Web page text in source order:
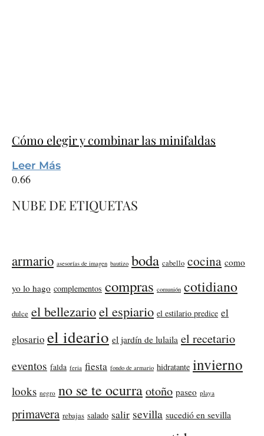
Cómo elegir y combinar las minifaldas
Leer Más
NUBE DE ETIQUETAS
armario asesorías de imagen bautizo boda cabello cocina como
yo lo hago complementos compras comunión cotidiano
dulce el bellezarioel espiario el estilario predice el
glosario el ideario el jardín de lulaila el recetario
eventos falda feria fiesta fondo de armario hidratante invierno
looks negro no se te ocurraotoño paseo playa
primavera rebajas salado salir sevilla sucedió en sevilla